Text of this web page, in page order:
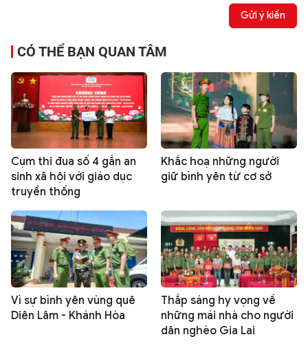
Gửi ý kiến
CÓ THỂ BẠN QUAN TÂM
Cụm thi đua số 4 gắn an
sinh xã hội với giáo dục
truyền thống
Khắc hoạ những người
giữ bình yên từ cơ sở
Vì sự bình yên vùng quê
Diên Lâm - Khánh Hòa
Thắp sáng hy vọng về
những mái nhà cho người
dân nghèo Gia Lai